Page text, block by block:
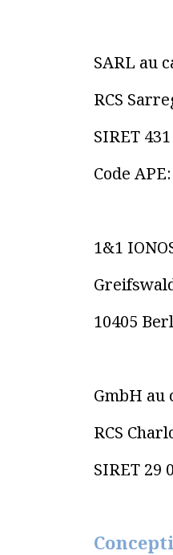
SARL au
RCS
SIRET
Code
1&1
10405
GmbH au
RCS
SIRET 29